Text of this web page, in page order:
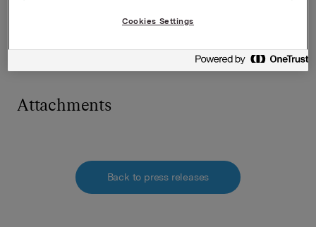
Attachments
Back to press releases
Cookies Settings